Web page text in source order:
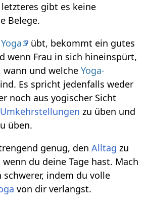
gibt es keine
Belege.
Yoga
übt, bekommt ein gutes
wenn Frau in sich hineinspürt,
wann und welcheYoga-
Es spricht jedenfalls weder
noch aus yogischer Sicht
Umkehrstellungen zu üben und
üben.
genug, denAlltag zu
du deine Tage hast. Mach
indem du volle
von dir verlangst.